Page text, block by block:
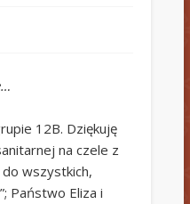
12B. Dziękuję
na czele z
do wszystkich,
Państwo Eliza i